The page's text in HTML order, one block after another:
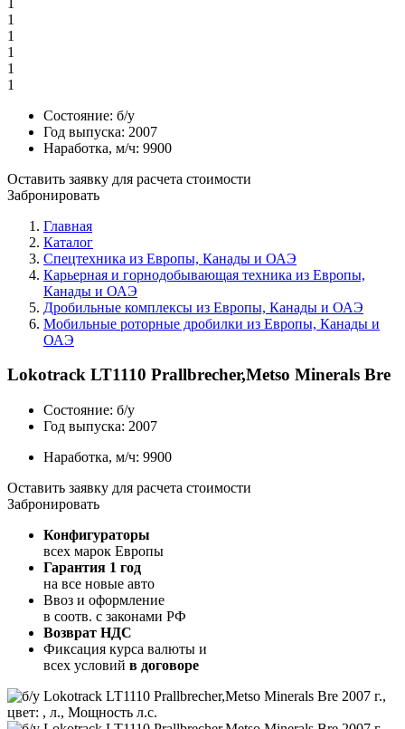
1
1
1
1
1
Состояние: б/у
Год выпуска: 2007
Наработка, м/ч: 9900
Оставить заявку для расчета стоимости
Забронировать
Главная
Каталог
Спецтехника из Европы, Канады и ОАЭ
Карьерная и горнодобывающая техника из Европы,
Канады и ОАЭ
Дробильные комплексы из Европы, Канады и ОАЭ
Мобильные роторные дробилки из Европы, Канады и
ОАЭ
Lokotrack LT1110 Prallbrecher,Metso Minerals Bre
Состояние: б/у
Год выпуска: 2007
Наработка, м/ч: 9900
Оставить заявку для расчета стоимости
Забронировать
Конфигураторы
всех марок Европы
Гарантия 1 год
на все новые авто
Ввоз и оформление
в соотв. с законами РФ
Возврат НДС
Фиксация курса валюты и
всех условий в договоре